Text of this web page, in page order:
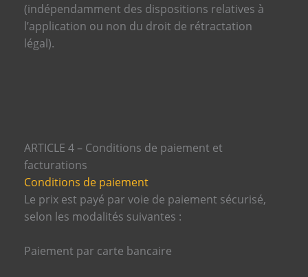
(indépendamment des dispositions relatives à
l’application ou non du droit de rétractation
légal).
ARTICLE 4 – Conditions de paiement et
facturations
Conditions de paiement
Le prix est payé par voie de paiement sécurisé,
selon les modalités suivantes :
Paiement par carte bancaire